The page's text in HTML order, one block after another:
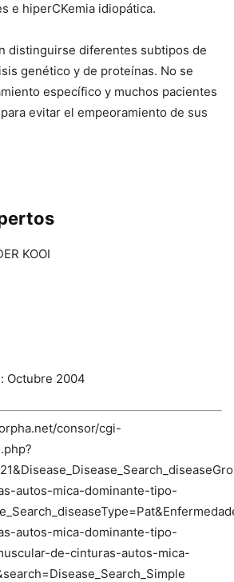
e hiperCKemia idiopática.
distinguirse diferentes subtipos de
genético y de proteínas. No se
específico y muchos pacientes
evitar el empeoramiento de sus
KOOI
Octubre 2004
consor/cgi-
autos-mica-dominante-tipo-
autos-mica-dominante-tipo-
de-cinturas-autos-mica-